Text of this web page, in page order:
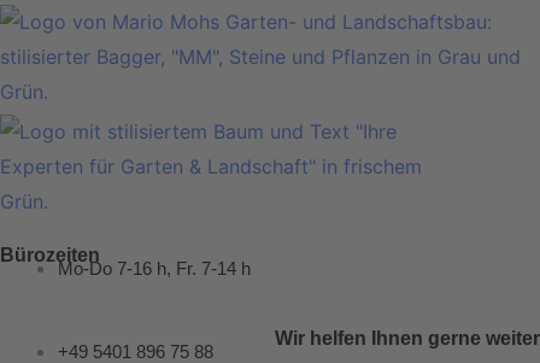
Zum
Inhalt
springen
Bürozeiten
Mo-Do 7-16 h, Fr. 7-14 h
Wir helfen Ihnen gerne weiter
+49 5401 896 75 88